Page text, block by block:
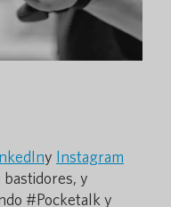
y Instagram
y
#Pocketalk y